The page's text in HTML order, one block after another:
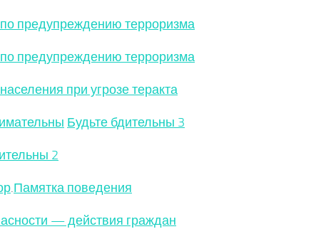
предупреждению терроризма
предупреждению терроризма
при угрозе теракта
Будьте бдительны 3
2
.Памятка поведения
— действия граждан